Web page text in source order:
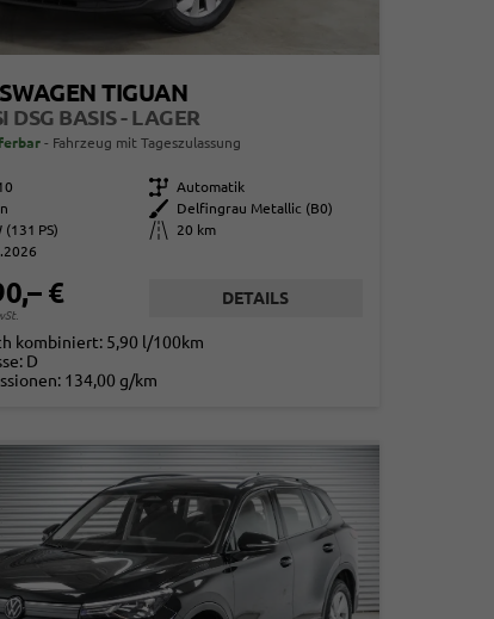
TIGUAN
DSG BASIS - LAGER
Fahrzeug mit Tageszulassung
Getriebe Automatik
Außenfarbe
Delfingrau Metallic (B0)
(131 PS) Kilometerstand
20 km
€ DETAILS
kombiniert: 5,90 l/100km
D
134,00 g/km